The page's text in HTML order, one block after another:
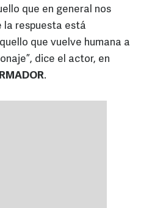
que en general nos
la respuesta está
que vuelve humana a
dice el actor, en
.